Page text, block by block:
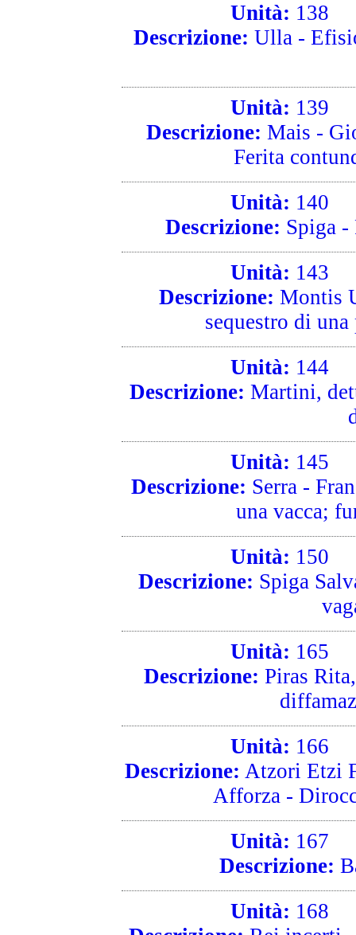
Unità: 138
Descrizione: Ulla -
Unità: 139
Descrizione: Mais -
Ferita
Unità: 140
Descrizione: Spiga -
Unità: 143
Descrizione: Montis
sequestro di
Unità: 144
Descrizione: Martini,
Unità: 145
Descrizione: Serra -
una vacca;
Unità: 150
Descrizione: Spiga
Unità: 165
Descrizione: Piras
Unità: 166
Descrizione: Atzori Etzi
Afforza -
Unità: 167
Descrizione:
Unità: 168